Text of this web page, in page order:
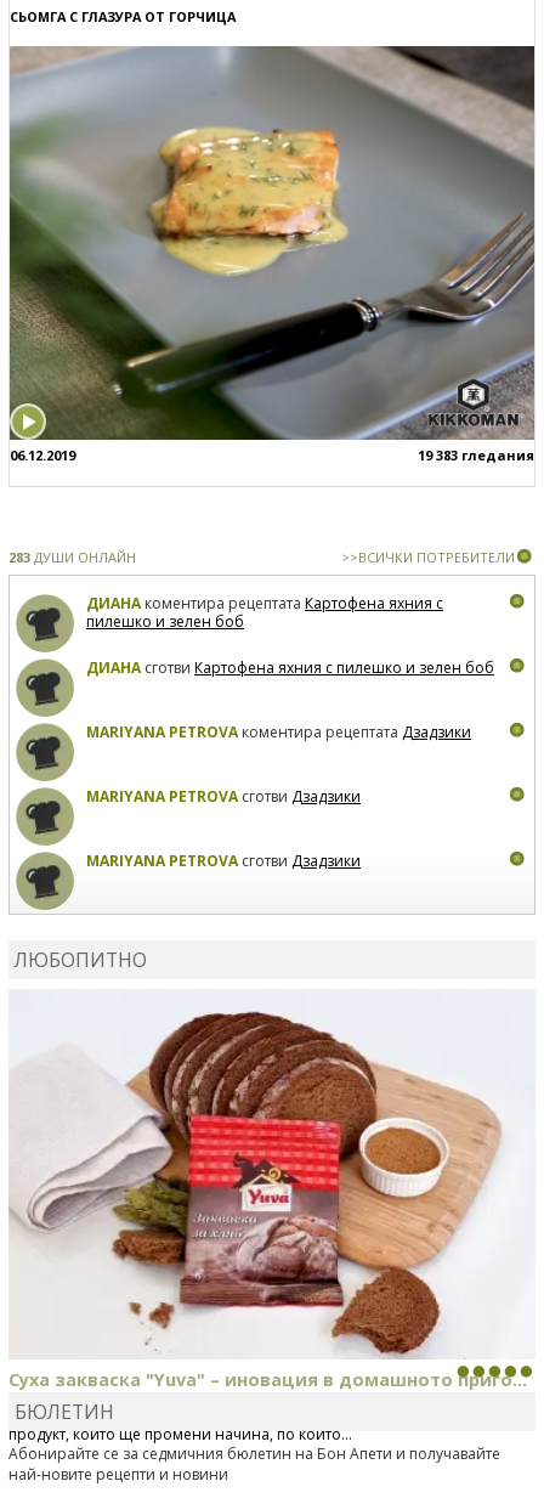
СЬОМГА С ГЛАЗУРА ОТ ГОРЧИЦА
06.12.2019 19 383 гледания
283 ДУШИ ОНЛАЙН >>ВСИЧКИ ПОТРЕБИТЕЛИ
ДИАНАкоментира рецептата Картофена яхния с
пилешко и зелен боб
ДИАНАсготви Картофена яхния с пилешко и зелен боб
MARIYANA PETROVAкоментира рецептата Дзадзики
MARIYANA PETROVAсготви Дзадзики
MARIYANA PETROVAсготви Дзадзики
ЛЮБОПИТНО
Суха закваска "Yuva" – иновация в домашното приго...
Отскоро Лесафр България стартира предлагането на изцяло нов
продукт, който ще промени начина, по който...
БЮЛЕТИН
Абонирайте се за седмичния бюлетин на Бон Апети и получавайте
най-новите рецепти и новини